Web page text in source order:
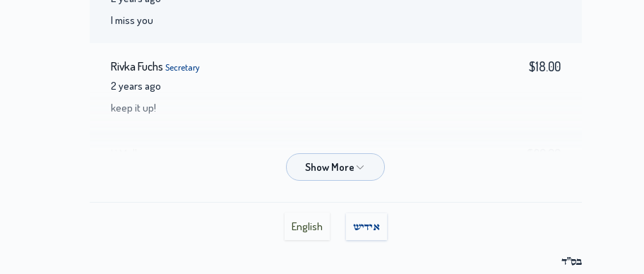
I miss you
Rivka Fuchs Secretary
2 years ago
$18.00
keep it up!
English אידיש
בס"ד